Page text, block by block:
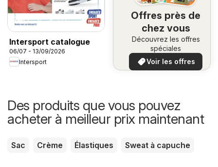
Intersport catalogue
06/07 - 13/09/2026
Intersport
Offres près de
chez vous
Découvrez les offres
spéciales
Voir les offres
Des produits que vous pouvez
acheter à meilleur prix maintenant
Sac Crème Élastiques Sweat à capuche